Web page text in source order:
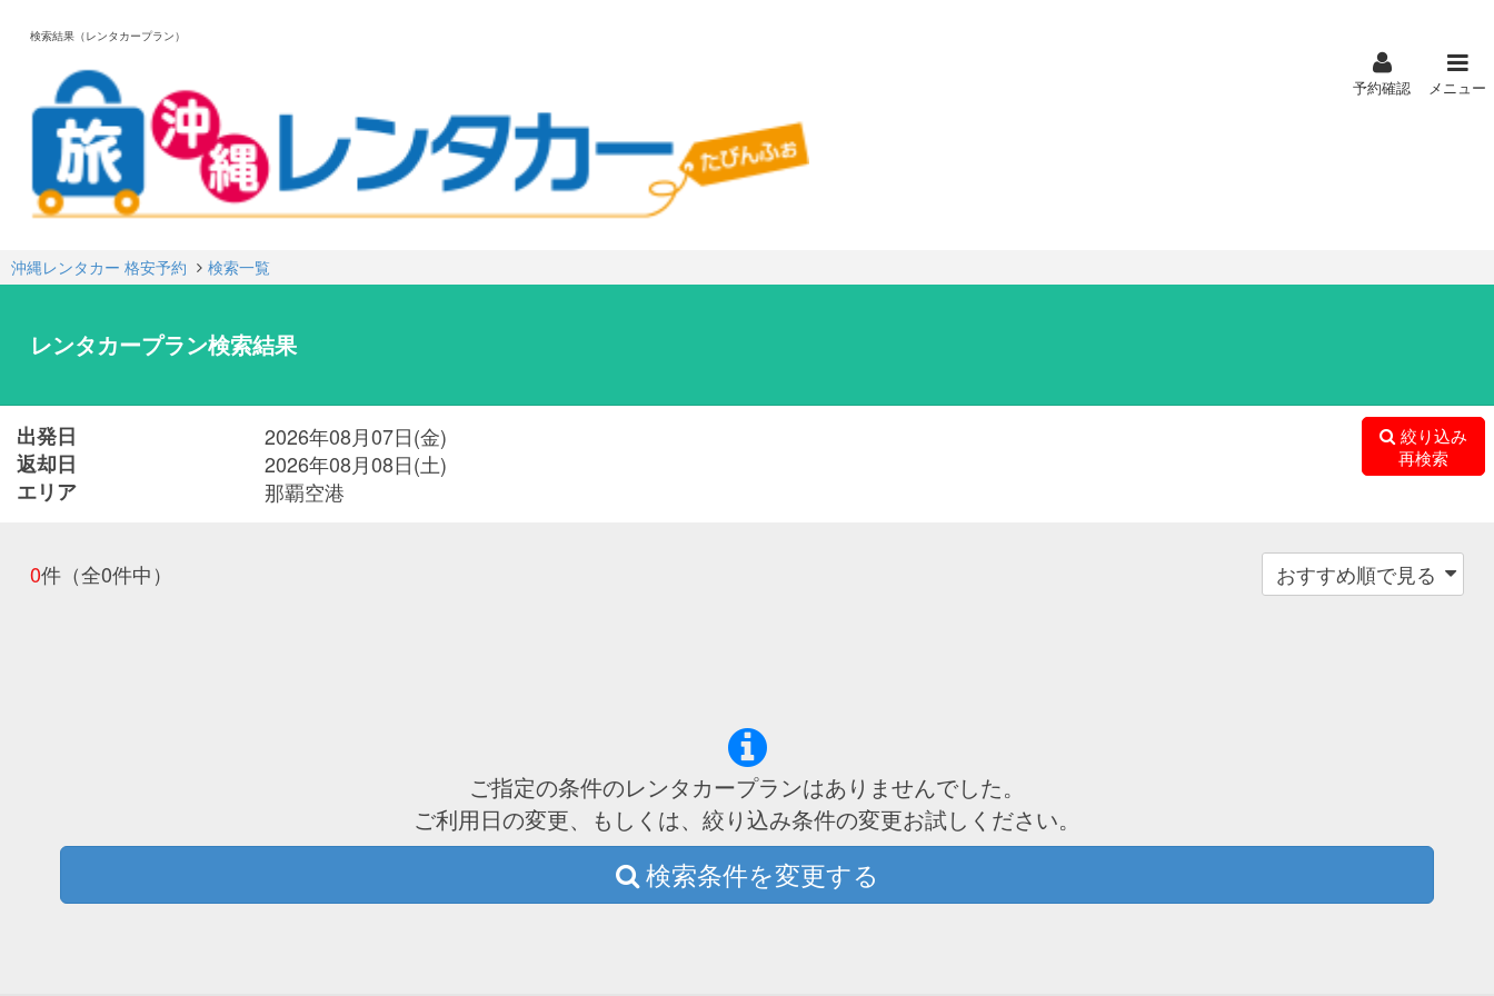
検索結果（レンタカープラン）
予約確認 メニュー
沖縄レンタカー 格安予約 検索一覧
レンタカープラン検索結果
出発日
2026年08月07日(金)
返却日
2026年08月08日(土)
エリア
那覇空港
絞り込み
再検索
0件（全0件中）
ご指定の条件のレンタカープランはありませんでした。
ご利用日の変更、もしくは、絞り込み条件の変更お試しください。
検索条件を変更する